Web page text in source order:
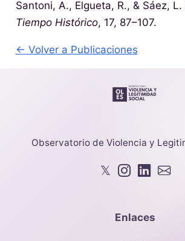
Santoni, A., Elgueta, R., & Sáez, L.
Tiempo Histórico, 17, 87–107.
← Volver a Publicaciones
Observatorio de Violencia y
𝕏
Enlaces